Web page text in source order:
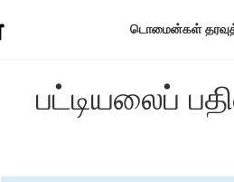
டொமைன்கள்
பட்டியலைப்